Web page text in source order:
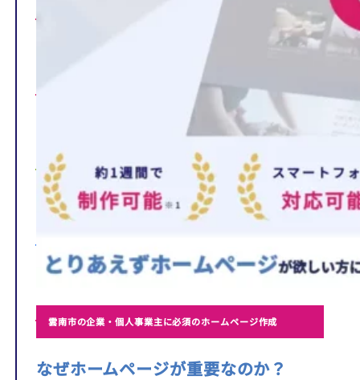
選ばれる理由
制作事例
雲南市の企業・個人事業主に必須のホームページ作成
なぜホームページが重要なのか？